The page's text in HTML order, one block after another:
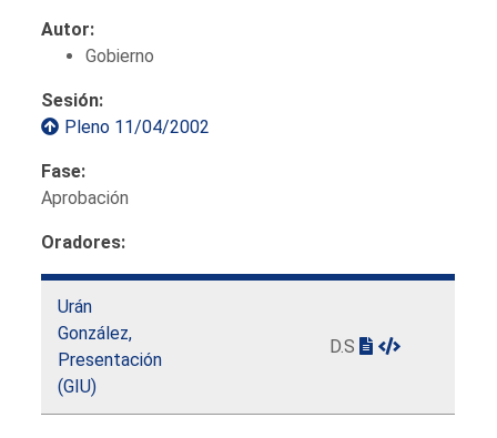
Autor:
Gobierno
Sesión:
Pleno 11/04/2002
Fase:
Aprobación
Oradores:
Urán
González,
Presentación
(GIU)
D.S